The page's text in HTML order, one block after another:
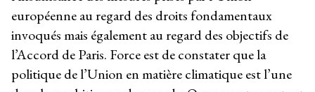
européenne au regard des droits fondamentaux
invoqués mais également au regard des objectifs de
l’Accord de Paris. Force est de constater que la
politique de l’Union en matière climatique est l’une